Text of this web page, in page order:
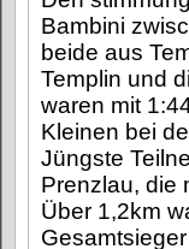
Bambini
beide aus
Templin und
waren mit
Kleinen bei
Jüngste
Prenzlau, die
Über 1,2km